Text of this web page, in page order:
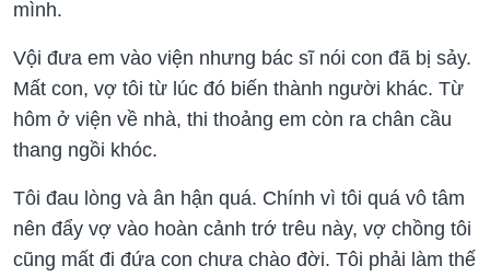
mình.
Vội đưa em vào viện nhưng bác sĩ nói con đã bị sảy.
Mất con, vợ tôi từ lúc đó biến thành người khác. Từ
hôm ở viện về nhà, thi thoảng em còn ra chân cầu
thang ngồi khóc.
Tôi đau lòng và ân hận quá. Chính vì tôi quá vô tâm
nên đẩy vợ vào hoàn cảnh trớ trêu này, vợ chồng tôi
cũng mất đi đứa con chưa chào đời. Tôi phải làm thế